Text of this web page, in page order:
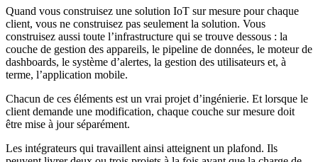
Quand vous construisez une solution IoT sur mesure pour chaque
client, vous ne construisez pas seulement la solution. Vous
construisez aussi toute l’infrastructure qui se trouve dessous : la
couche de gestion des appareils, le pipeline de données, le moteur de
dashboards, le système d’alertes, la gestion des utilisateurs et, à
terme, l’application mobile.
Chacun de ces éléments est un vrai projet d’ingénierie. Et lorsque le
client demande une modification, chaque couche sur mesure doit
être mise à jour séparément.
Les intégrateurs qui travaillent ainsi atteignent un plafond. Ils